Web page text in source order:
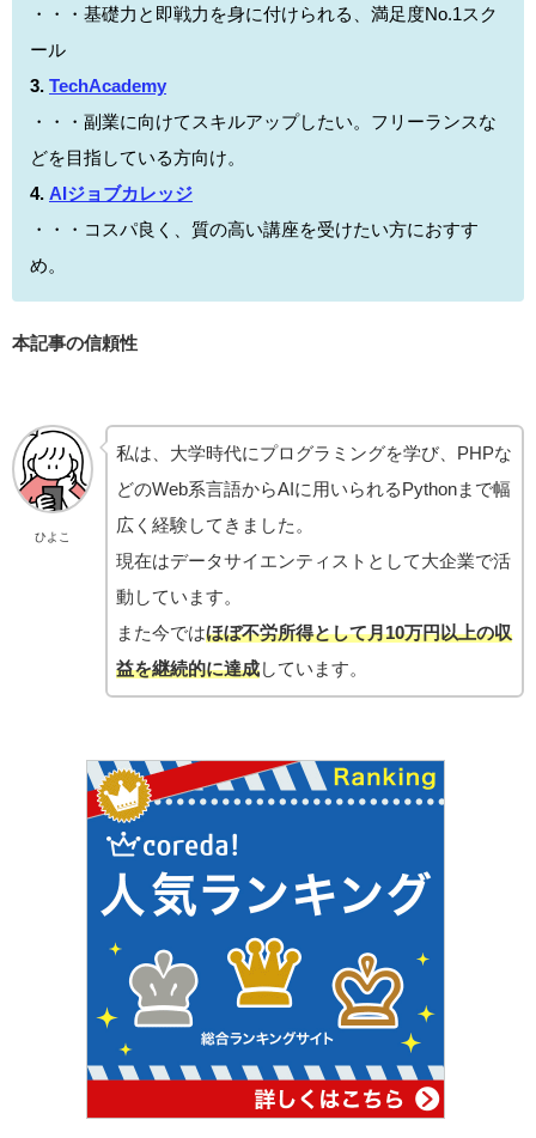
・・・基礎力と即戦力を身に付けられる、満足度No.1スク
ール
3. TechAcademy
・・・副業に向けてスキルアップしたい。フリーランスな
どを目指している方向け。
4. AIジョブカレッジ
・・・コスパ良く、質の高い講座を受けたい方におすす
め。
本記事の信頼性
ひよこ
私は、大学時代にプログラミングを学び、PHPな
どのWeb系言語からAIに用いられるPythonまで幅
広く経験してきました。
現在はデータサイエンティストとして大企業で活
動しています。
また今ではほぼ不労所得として月10万円以上の収
益を継続的に達成しています。